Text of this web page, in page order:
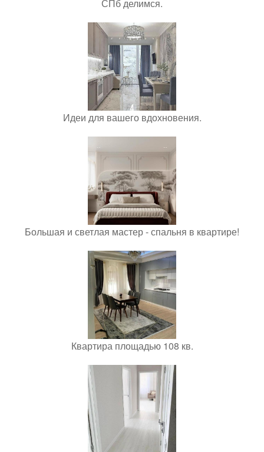
СПб делимся.
Идеи для вашего вдохновения.
Большая и светлая мастер - спальня в квартире!
Квартира площадью 108 кв.